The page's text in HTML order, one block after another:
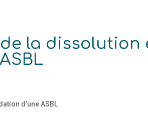
la dissolution
d’une ASBL